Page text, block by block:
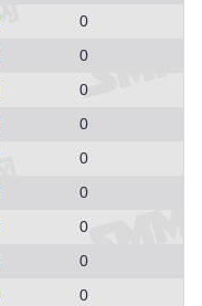
0
0
0
0
0
0
0
0
0